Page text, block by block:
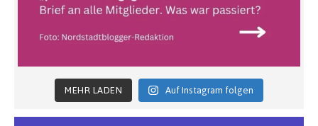
MEHR LADEN Auf Instagram folgen